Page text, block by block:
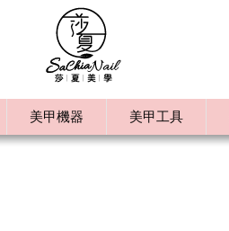
美甲機器 美甲工具